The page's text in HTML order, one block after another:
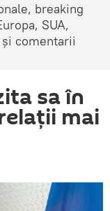
breaking
SUA,
și comentarii
sa în
mai